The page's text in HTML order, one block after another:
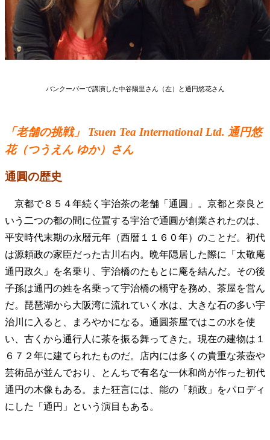
バンクーバーで講演した中谷陽里さん（左）と通円悠花さん
「老舗の挑戦」 Tsuen Tea International Ltd. 通円悠
花（つうえん ゆか）さん
通圓の歴史
京都で８５４年続く宇治茶の老舗「通圓」。京都と奈良と
いう二つの都の間に位置する宇治で通圓が創業されたのは、
平安時代末期の永暦元年（西暦１１６０年）のことだ。初代
は源頼政の家臣だった古川右内。晩年隠居した際に「太敬庵
通円政久」を名乗り、宇治橋のたもとに庵を結んだ。その後
子孫は通円の姓を名乗って宇治橋の橋守を務め、茶屋を営ん
だ。琵琶湖から大阪湾に流れていく水は、大きな石の多い宇
治川に入ると、まろやかになる。通圓茶屋ではこの水を使
い、古くから通行人に茶を振る舞ってきた。現在の建物は１
６７２年に建てられたものだ。店内には多くの貴重な茶壺や
芸術品が並んでおり、とんちで有名な一休和尚が作った初代
通円の木像もある。また狂言には、能の「頼政」をパロディ
にした「通円」という演目もある。